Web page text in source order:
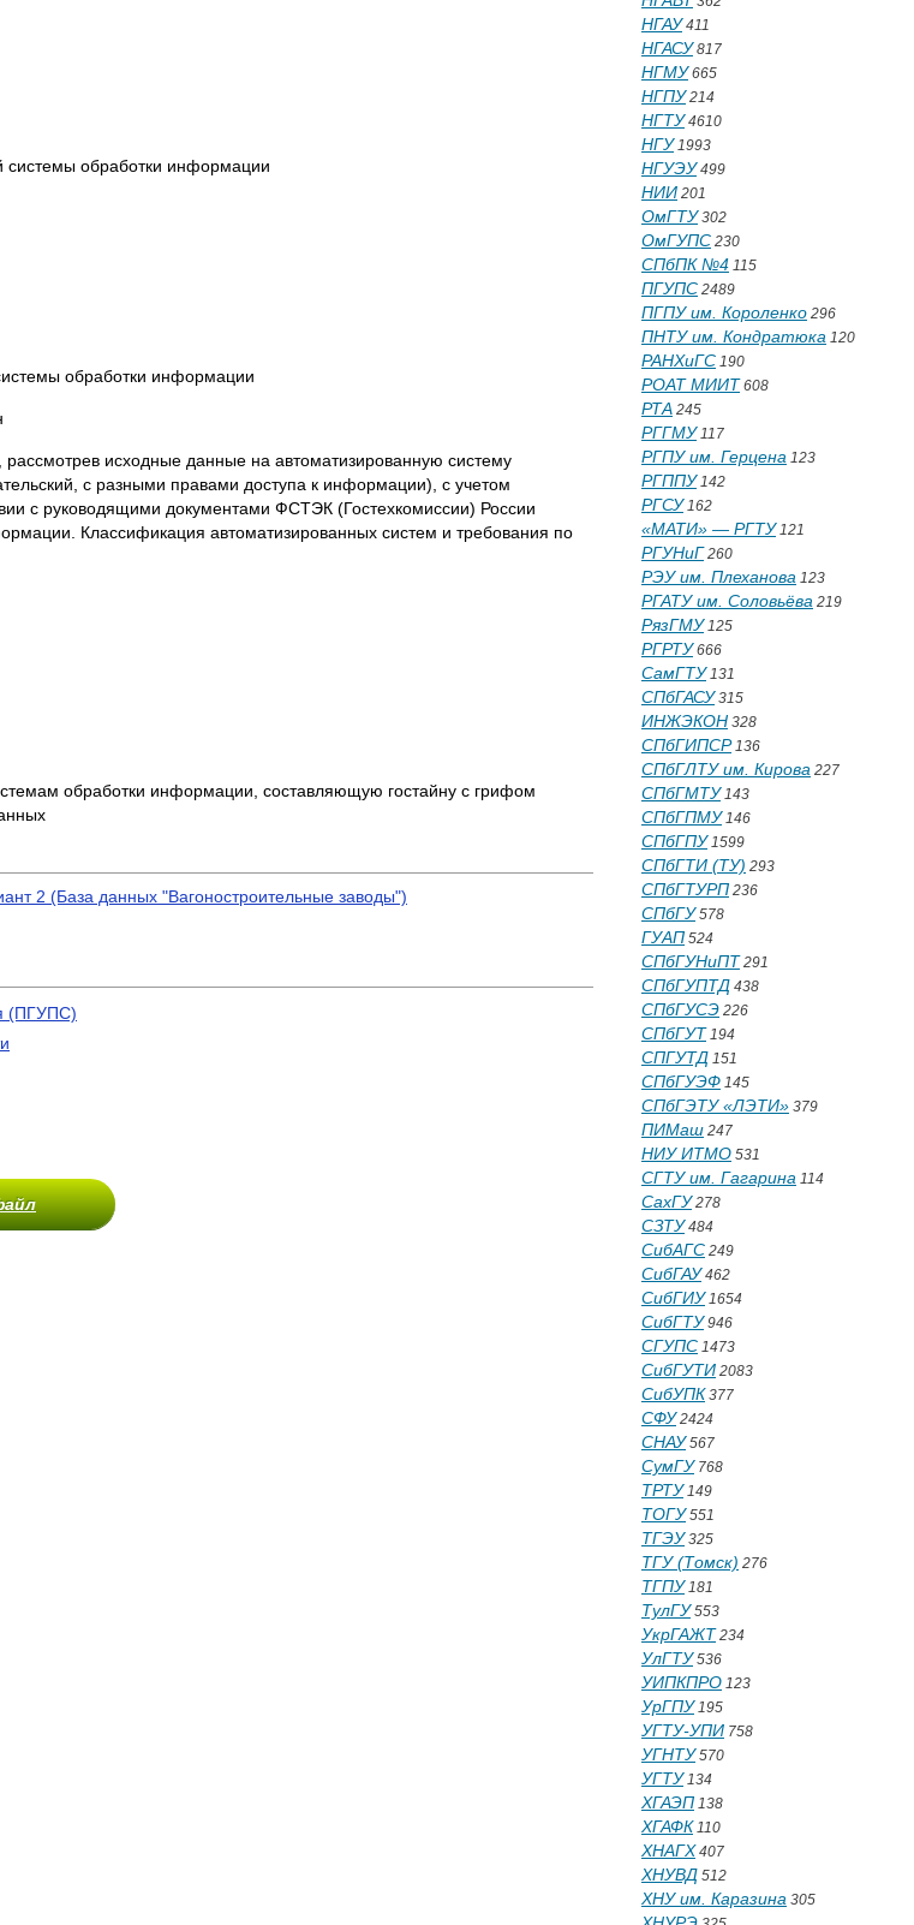
системы обработки информации
обработки информации
исходные данные на автоматизированную систему
с разными правами доступа к информации), с учетом
с руководящими документами ФСТЭК (Гостехкомиссии) России
Классификация автоматизированных систем и требования по
обработки информации, составляющую гостайну с грифом
2 (База данных "Вагоностроительные заводы")
(ПГУПС)
НГАУ411
НГАСУ817
НГМУ665
НГПУ214
НГТУ4610
НГУ1993
НГУЭУ499
НИИ 201
ОмГТУ302
ОмГУПС 230
СПбПК №4 115
ПГУПС 2489
ПГПУ им. Короленко 296
ПНТУ им. Кондратюка 120
РАНХиГС 190
РОАТ МИИТ 608
РТА 245
РГГМУ117
РГПУ им. Герцена 123
РГППУ142
РГСУ162
«МАТИ» — РГТУ121
РГУНиГ 260
РЭУ им. Плеханова 123
РГАТУ им. Соловьёва 219
РязГМУ125
РГРТУ666
СамГТУ131
СПбГАСУ315
ИНЖЭКОН 328
СПбГИПСР136
СПбГЛТУ им. Кирова 227
СПбГМТУ143
СПбГПМУ146
СПбГПУ1599
СПбГТИ (ТУ) 293
СПбГТУРП 236
СПбГУ578
ГУАП 524
СПбГУНиПТ 291
СПбГУПТД 438
СПбГУСЭ 226
СПбГУТ 194
СПГУТД 151
СПбГУЭФ 145
СПбГЭТУ «ЛЭТИ» 379
ПИМаш 247
НИУ ИТМО 531
СГТУ им. Гагарина 114
СахГУ278
СЗТУ484
СибАГС 249
СибГАУ462
СибГИУ1654
СибГТУ946
СГУПС 1473
СибГУТИ 2083
СибУПК 377
СФУ2424
СНАУ567
СумГУ768
ТРТУ149
ТОГУ551
ТГЭУ325
ТГУ (Томск) 276
ТГПУ181
ТулГУ553
УкрГАЖТ 234
УлГТУ536
УИПКПРО 123
УрГПУ195
УГТУ-УПИ 758
УГНТУ570
УГТУ134
ХГАЭП 138
ХГАФК 110
ХНАГХ 407
ХНУВД 512
ХНУ им. Каразина 305